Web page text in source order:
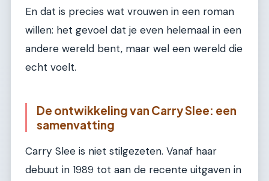
En dat is precies wat vrouwen in een roman
willen: het gevoel dat je even helemaal in een
andere wereld bent, maar wel een wereld die
echt voelt.
De ontwikkeling van Carry Slee: een
samenvatting
Carry Slee is niet stilgezeten. Vanaf haar
debuut in 1989 tot aan de recente uitgaven in